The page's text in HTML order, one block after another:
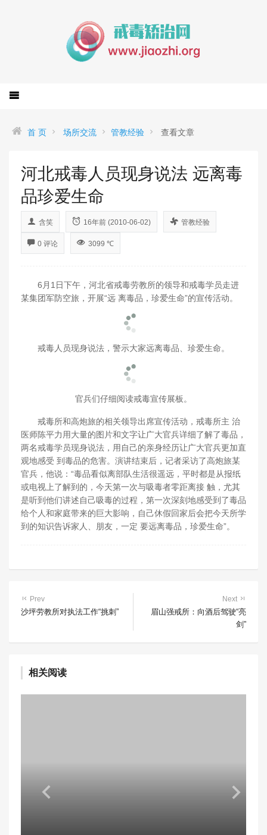
首 页 场所交流 管教经验 查看文章
河北戒毒人员现身说法 远离毒
品珍爱生命
含笑 16年前 (2010-06-02) 管教经验
0 评论 3099 ℃
6月1日下午，河北省戒毒劳教所的领导和戒毒学员走进
某集团军防空旅，开展“远 离毒品，珍爱生命”的宣传活动。
戒毒人员现身说法，警示大家远离毒品、珍爱生命。
官兵们仔细阅读戒毒宣传展板。
戒毒所和高炮旅的相关领导出席宣传活动，戒毒所主 治
医师陈平力用大量的图片和文字让广大官兵详细了解了毒品，
两名戒毒学员现身说法， 用自己的亲身经历让广大官兵更加直
观地感受 到毒品的危害。演讲结束后，记者采访了高炮旅某
官兵，他说：“毒品看似离部队生活很遥远，平时都是从报纸
或电视上了解到的，今天第一次与吸毒者零距离接 触，尤其
是听到他们讲述自己吸毒的过程，第一次深刻地感受到了毒品
给个人和家庭带来的巨大影响，自己休假回家后会把今天所学
到的知识告诉家人、朋友，一定 要远离毒品，珍爱生命”。
Prev
沙坪劳教所对执法工作“挑刺”
Next
眉山强戒所：向酒后驾驶“亮
剑”
相关阅读